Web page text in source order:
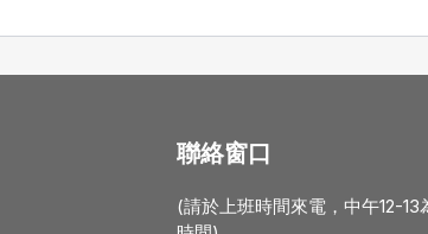
聯絡窗口
(請於上班時間來電，中午12-13